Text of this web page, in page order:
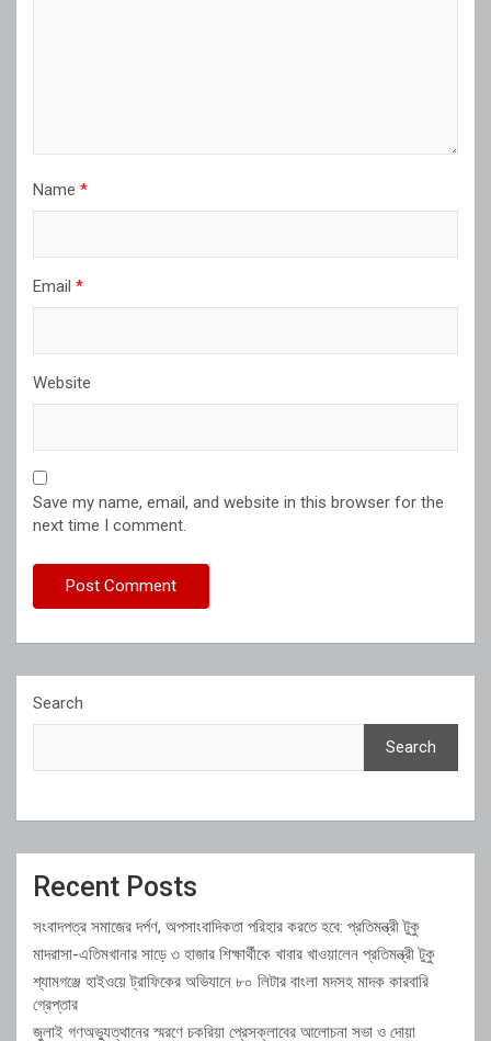
Name *
Email *
Website
Save my name, email, and website in this browser for the
next time I comment.
Search
Search
Recent Posts
সংবাদপত্র সমাজের দর্পণ, অপসাংবাদিকতা পরিহার করতে হবে: প্রতিমন্ত্রী টুকু
মাদরাসা-এতিমখানার সাড়ে ৩ হাজার শিক্ষার্থীকে খাবার খাওয়ালেন প্রতিমন্ত্রী টুকু
শ্যামগঞ্জে হাইওয়ে ট্রাফিকের অভিযানে ৮০ লিটার বাংলা মদসহ মাদক কারবারি
গ্রেপ্তার
জুলাই গণঅভ্যুত্থানের স্মরণে চকরিয়া প্রেসক্লাবের আলোচনা সভা ও দোয়া